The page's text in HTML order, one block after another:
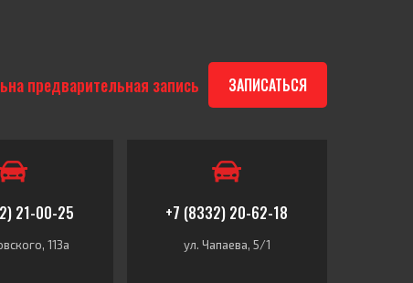
предварительная запись ЗАПИСАТЬСЯ
21-00-25
113а
+7 (8332) 20-62-18
ул. Чапаева, 5/1